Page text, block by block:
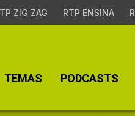
ZIG ZAG RTP ENSINA
TEMAS PODCASTS